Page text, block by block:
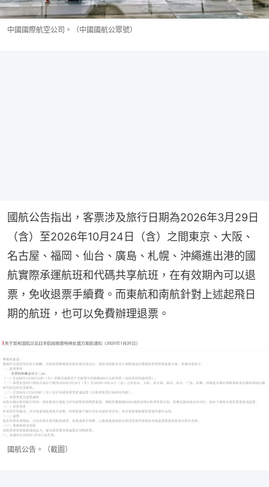
中國國際航空公司。（中國國航公眾號）
國航公告指出，客票涉及旅行日期為2026年3月29日
（含）至2026年10月24日（含）之間東京、大阪、
名古屋、福岡、仙台、廣島、札幌、沖繩進出港的國
航實際承運航班和代碼共享航班，在有效期內可以退
票，免收退票手續費。而東航和南航針對上述起飛日
期的航班，也可以免費辦理退票。
國航公告。（截圖）